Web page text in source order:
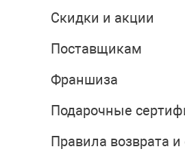
Скидки и акции
Поставщикам
Франшиза
Подарочные
Правила возврата